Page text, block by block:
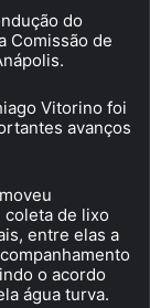
do
Comissão de
Vitorino foi
avanços
coleta de lixo
entre elas a
o acordo
água turva.